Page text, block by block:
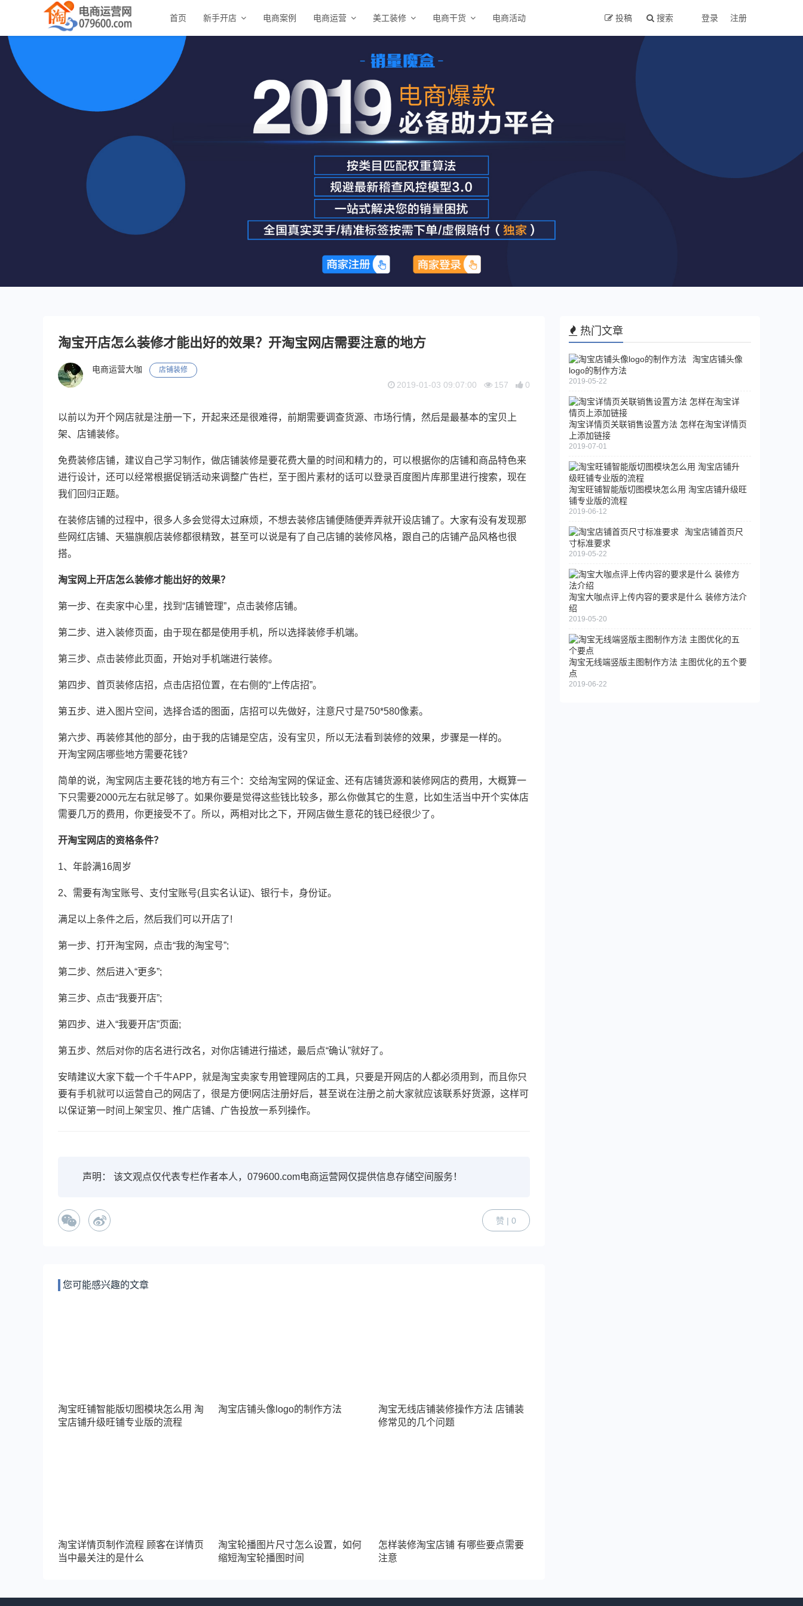
首页 新手开店 电商案例 电商运营 美工装修 电商干货 电商活动 投稿 搜索 登录 注册
淘宝开店怎么装修才能出好的效果？开淘宝网店需要注意的地方
电商运营大咖 店铺装修
2019-01-03 09:07:00 157 0
以前以为开个网店就是注册一下，开起来还是很难得，前期需要调查货源、市场行情，然后是最基本的宝贝上
架、店铺装修。
免费装修店铺，建议自己学习制作，做店铺装修是要花费大量的时间和精力的，可以根据你的店铺和商品特色来
进行设计，还可以经常根据促销活动来调整广告栏，至于图片素材的话可以登录百度图片库那里进行搜索，现在
我们回归正题。
在装修店铺的过程中，很多人多会觉得太过麻烦，不想去装修店铺便随便弄弄就开设店铺了。大家有没有发现那
些网红店铺、天猫旗舰店装修都很精致，甚至可以说是有了自己店铺的装修风格，跟自己的店铺产品风格也很
搭。
淘宝网上开店怎么装修才能出好的效果？
第一步、在卖家中心里，找到“店铺管理”，点击装修店铺。
第二步、进入装修页面，由于现在都是使用手机，所以选择装修手机端。
第三步、点击装修此页面，开始对手机端进行装修。
第四步、首页装修店招，点击店招位置，在右侧的“上传店招”。
第五步、进入图片空间，选择合适的图面，店招可以先做好，注意尺寸是750*580像素。
第六步、再装修其他的部分，由于我的店铺是空店，没有宝贝，所以无法看到装修的效果，步骤是一样的。
开淘宝网店哪些地方需要花钱?
简单的说，淘宝网店主要花钱的地方有三个：交给淘宝网的保证金、还有店铺货源和装修网店的费用，大概算一
下只需要2000元左右就足够了。如果你要是觉得这些钱比较多，那么你做其它的生意，比如生活当中开个实体店
需要几万的费用，你更接受不了。所以，两相对比之下，开网店做生意花的钱已经很少了。
开淘宝网店的资格条件？
1、年龄满16周岁
2、需要有淘宝账号、支付宝账号(且实名认证)、银行卡，身份证。
满足以上条件之后，然后我们可以开店了!
第一步、打开淘宝网，点击“我的淘宝号”;
第二步、然后进入“更多”;
第三步、点击“我要开店”;
第四步、进入“我要开店”页面;
第五步、然后对你的店名进行改名，对你店铺进行描述，最后点“确认”就好了。
安晴建议大家下载一个千牛APP，就是淘宝卖家专用管理网店的工具，只要是开网店的人都必须用到，而且你只
要有手机就可以运营自己的网店了，很是方便!网店注册好后，甚至说在注册之前大家就应该联系好货源，这样可
以保证第一时间上架宝贝、推广店铺、广告投放一系列操作。
声明： 该文观点仅代表专栏作者本人，079600.com电商运营网仅提供信息存储空间服务！
赞 | 0
您可能感兴趣的文章
淘宝旺铺智能版切图模块怎么用 淘
宝店铺升级旺铺专业版的流程
淘宝店铺头像logo的制作方法
淘宝无线店铺装修操作方法 店铺装
修常见的几个问题
淘宝详情页制作流程 顾客在详情页
当中最关注的是什么
淘宝轮播图片尺寸怎么设置，如何
缩短淘宝轮播图时间
怎样装修淘宝店铺 有哪些要点需要
注意
热门文章
淘宝店铺头像
logo的制作方法
2019-05-22
淘宝详情页关联销售设置方法 怎样在淘宝详情页
上添加链接
2019-07-01
淘宝旺铺智能版切图模块怎么用 淘宝店铺升级旺
铺专业版的流程
2019-06-12
淘宝店铺首页尺
寸标准要求
2019-05-22
淘宝大咖点评上传内容的要求是什么 装修方法介
绍
2019-05-20
淘宝无线端竖版主图制作方法 主图优化的五个要
点
2019-06-22